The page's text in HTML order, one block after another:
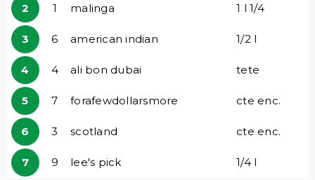
2 1 malinga 1 l 1/4
3 6 american indian 1/2 l
4 4 ali bon dubai tete
5 7 forafewdollarsmore cte enc.
6 3 scotland cte enc.
7 9 lee's pick 1/4 l